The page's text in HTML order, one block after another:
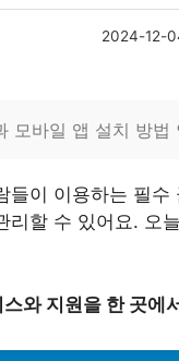
2024-12-
모바일 앱 설치 방법
들이 이용하는 필
리할 수 있어요. 오
와 지원을 한 곳에